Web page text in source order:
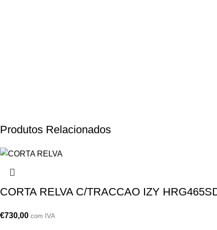
Produtos Relacionados
CORTA RELVA C/TRACCAO IZY
€730,00 com IVA